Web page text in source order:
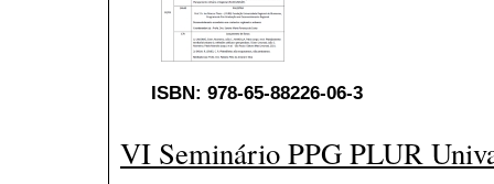
ISBN: 978-65-88226-06-3
VI Seminário PPG PLUR